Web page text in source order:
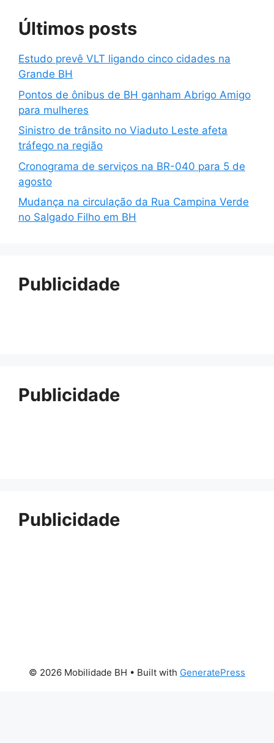
Últimos posts
Estudo prevê VLT ligando cinco cidades na
Grande BH
Pontos de ônibus de BH ganham Abrigo Amigo
para mulheres
Sinistro de trânsito no Viaduto Leste afeta
tráfego na região
Cronograma de serviços na BR-040 para 5 de
agosto
Mudança na circulação da Rua Campina Verde
no Salgado Filho em BH
Publicidade
Publicidade
Publicidade
© 2026 Mobilidade BH • Built with GeneratePress